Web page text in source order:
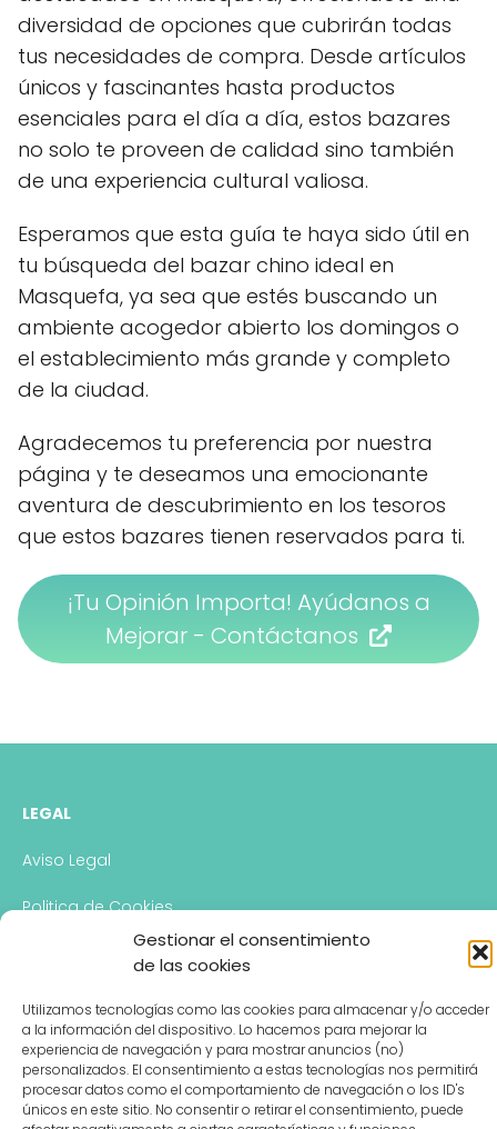
Gestionar el consentimiento
de las cookies
Utilizamos tecnologías como las cookies para almacenar y/o acceder
a la información del dispositivo. Lo hacemos para mejorar la
experiencia de navegación y para mostrar anuncios (no)
personalizados. El consentimiento a estas tecnologías nos permitirá
procesar datos como el comportamiento de navegación o los ID's
únicos en este sitio. No consentir o retirar el consentimiento, puede
diversidad de opciones que cubrirán todas
tus necesidades de compra. Desde artículos
únicos y fascinantes hasta productos
esenciales para el día a día, estos bazares
no solo te proveen de calidad sino también
de una experiencia cultural valiosa.
Esperamos que esta guía te haya sido útil en
tu búsqueda del bazar chino ideal en
Masquefa, ya sea que estés buscando un
ambiente acogedor abierto los domingos o
el establecimiento más grande y completo
de la ciudad.
Agradecemos tu preferencia por nuestra
página y te deseamos una emocionante
aventura de descubrimiento en los tesoros
que estos bazares tienen reservados para ti.
¡Tu Opinión Importa! Ayúdanos a
Mejorar - Contáctanos
LEGAL
Aviso Legal
Politica de Cookies
Politica de Privacidad
Descargo de Responsabilidad
CONTACTO